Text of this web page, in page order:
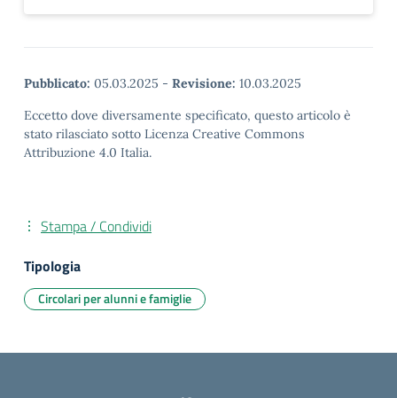
Pubblicato: 05.03.2025 - Revisione: 10.03.2025
Eccetto dove diversamente specificato, questo articolo è
stato rilasciato sotto Licenza Creative Commons
Attribuzione 4.0 Italia.
Stampa / Condividi
Tipologia
Circolari per alunni e famiglie